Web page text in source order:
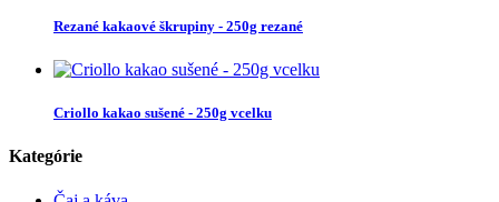
Rezané kakaové škrupiny - 250g rezané
Criollo kakao sušené - 250g vcelku
Kategórie